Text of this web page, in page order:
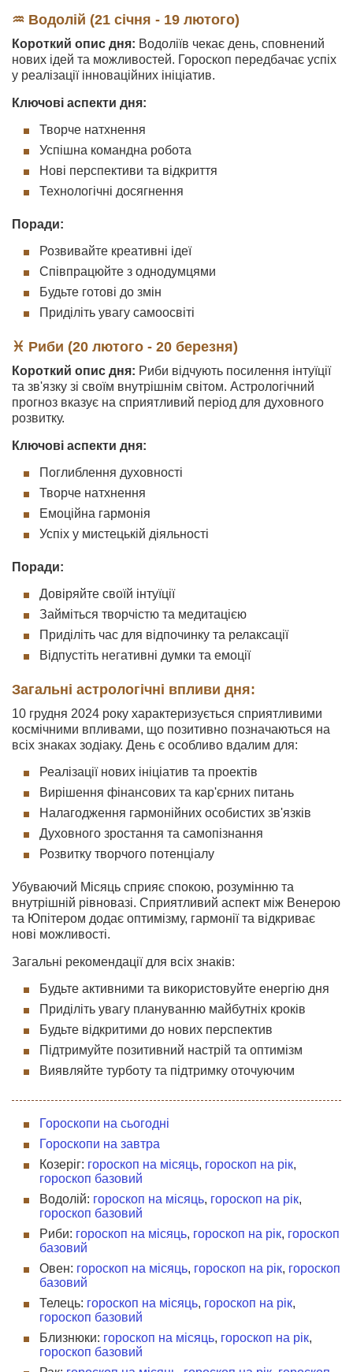
♒ Водолій (21 січня - 19 лютого)
Короткий опис дня: Водоліїв чекає день, сповнений
нових ідей та можливостей. Гороскоп передбачає успіх
у реалізації інноваційних ініціатив.
Ключові аспекти дня:
Творче натхнення
Успішна командна робота
Нові перспективи та відкриття
Технологічні досягнення
Поради:
Розвивайте креативні ідеї
Співпрацюйте з однодумцями
Будьте готові до змін
Приділіть увагу самоосвіті
♓ Риби (20 лютого - 20 березня)
Короткий опис дня: Риби відчують посилення інтуїції
та зв'язку зі своїм внутрішнім світом. Астрологічний
прогноз вказує на сприятливий період для духовного
розвитку.
Ключові аспекти дня:
Поглиблення духовності
Творче натхнення
Емоційна гармонія
Успіх у мистецькій діяльності
Поради:
Довіряйте своїй інтуїції
Займіться творчістю та медитацією
Приділіть час для відпочинку та релаксації
Відпустіть негативні думки та емоції
Загальні астрологічні впливи дня:
10 грудня 2024 року характеризується сприятливими
космічними впливами, що позитивно позначаються на
всіх знаках зодіаку. День є особливо вдалим для:
Реалізації нових ініціатив та проектів
Вирішення фінансових та кар'єрних питань
Налагодження гармонійних особистих зв'язків
Духовного зростання та самопізнання
Розвитку творчого потенціалу
Убуваючий Місяць сприяє спокою, розумінню та
внутрішній рівновазі. Сприятливий аспект між Венерою
та Юпітером додає оптимізму, гармонії та відкриває
нові можливості.
Загальні рекомендації для всіх знаків:
Будьте активними та використовуйте енергію дня
Приділіть увагу плануванню майбутніх кроків
Будьте відкритими до нових перспектив
Підтримуйте позитивний настрій та оптимізм
Виявляйте турботу та підтримку оточуючим
Гороскопи на сьогодні
Гороскопи на завтра
Козеріг: гороскоп на місяць, гороскоп на рік,
гороскоп базовий
Водолій: гороскоп на місяць, гороскоп на рік,
гороскоп базовий
Риби: гороскоп на місяць, гороскоп на рік, гороскоп
базовий
Овен: гороскоп на місяць, гороскоп на рік, гороскоп
базовий
Телець: гороскоп на місяць, гороскоп на рік,
гороскоп базовий
Близнюки: гороскоп на місяць, гороскоп на рік,
гороскоп базовий